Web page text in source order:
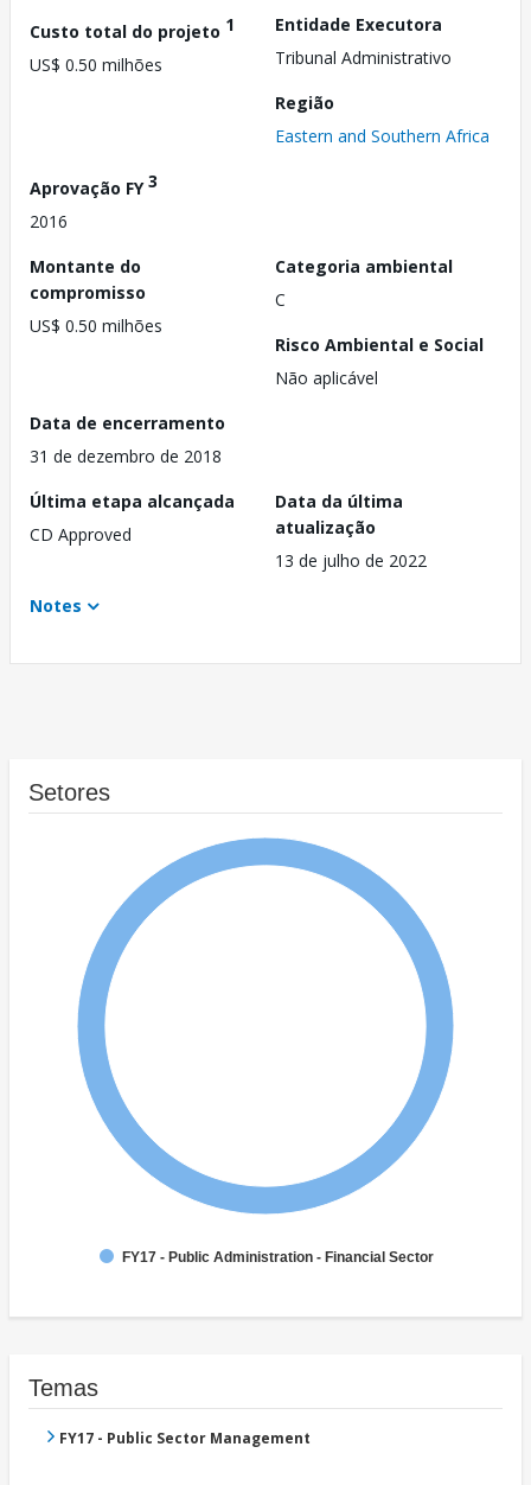
Custo total do projeto 1
US$ 0.50 milhões
Entidade Executora
Tribunal Administrativo
Região
Eastern and Southern Africa
Aprovação FY3
2016
Montante do
compromisso
US$ 0.50 milhões
Categoria ambiental
C
Risco Ambiental e Social
Não aplicável
Data de encerramento
31 de dezembro de 2018
Última etapa alcançada
CD Approved
Data da última
atualização
13 de julho de 2022
Notes
Setores
FY17 - Public Administration - Financial Sector
Temas
FY17 - Public Sector Management